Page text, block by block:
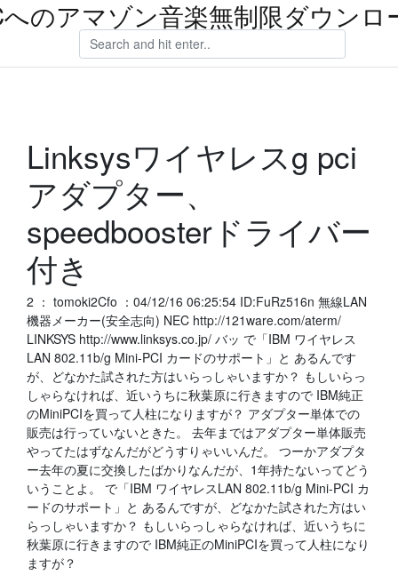
のアマゾン音楽無制限ダウンロ
Linksysワイヤレスg pci
アダプター、
speedboosterドライバー
付き
2 ： tomoki2Cfo ：04/12/16 06:25:54 ID:FuRz516n 無線LAN
機器メーカー(安全志向) NEC http://121ware.com/aterm/
LINKSYS http://www.linksys.co.jp/ バッ で「IBM ワイヤレス
LAN 802.11b/g Mini-PCI カードのサポート」と あるんです
が、どなかた試された方はいらっしゃいますか？ もしいらっ
しゃらなければ、近いうちに秋葉原に行きますので IBM純正
のMiniPCIを買って人柱になりますが？ アダプター単体での
販売は行っていないときた。 去年まではアダプター単体販売
やってたはずなんだがどうすりゃいいんだ。 つーかアダプタ
ー去年の夏に交換したばかりなんだが、1年持たないってどう
いうことよ。 で「IBM ワイヤレスLAN 802.11b/g Mini-PCI カ
ードのサポート」と あるんですが、どなかた試された方はい
らっしゃいますか？ もしいらっしゃらなければ、近いうちに
秋葉原に行きますので IBM純正のMiniPCIを買って人柱になり
ますが？